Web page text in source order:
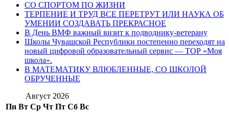
СО СПОРТОМ ПО ЖИЗНИ
ТЕРПЕНИЕ И ТРУД ВСЕ ПЕРЕТРУТ ИЛИ НАУКА ОБ
УМЕНИИ СОЗДАВАТЬ ПРЕКРАСНОЕ
В День ВМФ важный визит к подводнику-ветерану
Школы Чувашской Республики постепенно переходят на
новый цифровой образовательный сервис — ТОР «Моя
школа».
В МАТЕМАТИКУ ВЛЮБЛЕННЫЕ, СО ШКОЛОЙ
ОБРУЧЕННЫЕ
Август 2026
Пн Вт Ср Чт Пт Сб Вс